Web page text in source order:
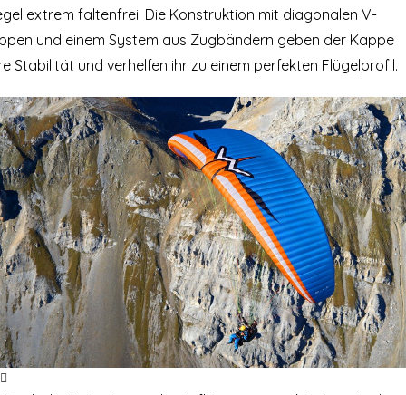
extrem faltenfrei. Die Konstruktion mit diagonalen V-
und einem System aus Zugbändern geben der Kappe
Stabilität und verhelfen ihr zu einem perfekten Flügelprofil.